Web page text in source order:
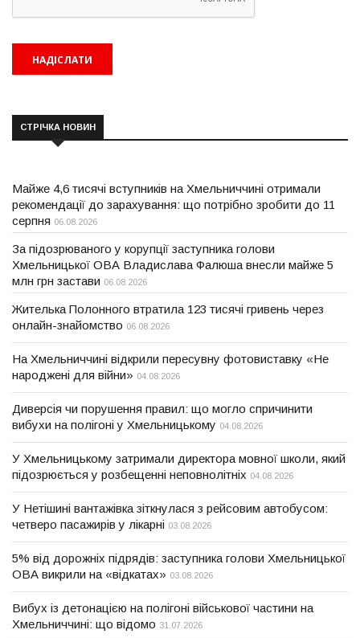
СТРІЧКА НОВИН
Майже 4,6 тисячі вступників на Хмельниччині отримали
рекомендації до зарахування: що потрібно зробити до 11
серпня 06.08.2026
За підозрюваного у корупції заступника голови
Хмельницької ОВА Владислава Фалюша внесли майже 5
млн грн застави 06.08.2026
Жителька Полонного втратила 123 тисячі гривень через
онлайн-знайомство 06.08.2026
На Хмельниччині відкрили пересувну фотовиставку «Не
народжені для війни» 04.08.2026
Диверсія чи порушення правил: що могло спричинити
вибухи на полігоні у Хмельницькому 04.08.2026
У Хмельницькому затримали директора мовної школи, який
підозрюється у розбещенні неповнолітніх 04.08.2026
У Нетішині вантажівка зіткнулася з рейсовим автобусом:
четверо пасажирів у лікарні 03.08.2026
5% від дорожніх підрядів: заступника голови Хмельницької
ОВА викрили на «відкатах» 03.08.2026
Вибух із детонацією на полігоні військової частини на
Хмельниччині: що відомо 31.07.2026